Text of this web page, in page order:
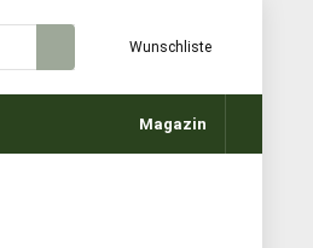
Wunschliste
Magazin